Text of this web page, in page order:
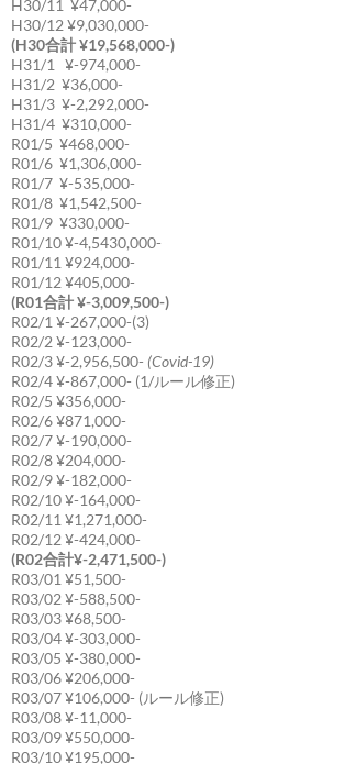
H30/11 ¥47,000-
H30/12 ¥9,030,000-
(H30合計 ¥19,568,000-)
H31/1 ¥-974,000-
H31/2 ¥36,000-
H31/3 ¥-2,292,000-
H31/4 ¥310,000-
R01/5 ¥468,000-
R01/6 ¥1,306,000-
R01/7 ¥-535,000-
R01/8 ¥1,542,500-
R01/9 ¥330,000-
R01/10 ¥-4,5430,000-
R01/11 ¥924,000-
R01/12 ¥405,000-
(R01合計 ¥-3,009,500-)
R02/1 ¥-267,000-(3)
R02/2 ¥-123,000-
R02/3 ¥-2,956,500- (Covid-19)
R02/4 ¥-867,000- (1/ルール修正)
R02/5 ¥356,000-
R02/6 ¥871,000-
R02/7 ¥-190,000-
R02/8 ¥204,000-
R02/9 ¥-182,000-
R02/10 ¥-164,000-
R02/11 ¥1,271,000-
R02/12 ¥-424,000-
(R02合計¥-2,471,500-)
R03/01 ¥51,500-
R03/02 ¥-588,500-
R03/03 ¥68,500-
R03/04 ¥-303,000-
R03/05 ¥-380,000-
R03/06 ¥206,000-
R03/07 ¥106,000- (ルール修正)
R03/08 ¥-11,000-
R03/09 ¥550,000-
R03/10 ¥195,000-